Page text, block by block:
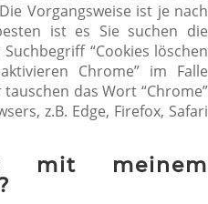
Vorgangsweise ist je nach
ist es Sie suchen die
“Cookies löschen
Chrome” im Falle
das Wort “Chrome”
z.B. Edge, Firefox, Safari
mit meinem